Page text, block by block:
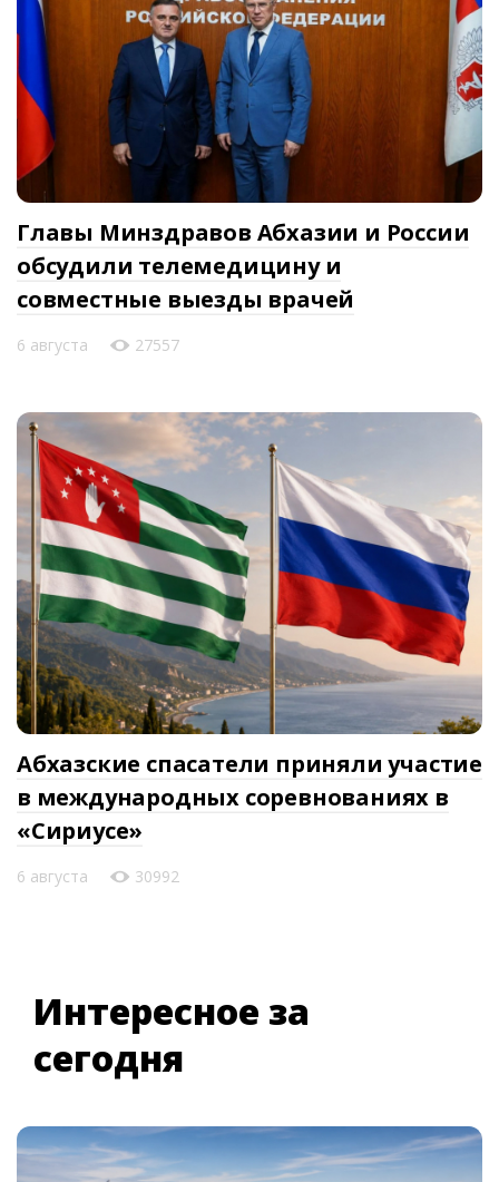
Главы Минздравов Абхазии и России
обсудили телемедицину и
совместные выезды врачей
6 августа 27557
Абхазские спасатели приняли участие
в международных соревнованиях в
«Сириусе»
6 августа 30992
Интересное за
сегодня